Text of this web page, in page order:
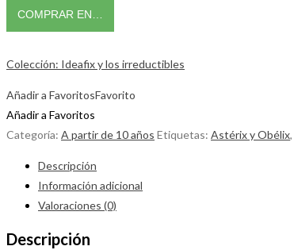
COMPRAR EN…
Colección: Ideafix y los irreductibles
Añadir a FavoritosFavorito
Añadir a Favoritos
Categoría: A partir de 10 años Etiquetas: Astérix y Obélix,
Descripción
Información adicional
Valoraciones (0)
Descripción